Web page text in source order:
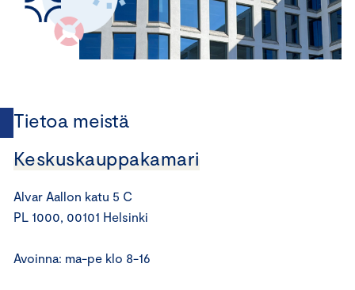
Tietoa meistä
Keskuskauppakamari
Alvar Aallon katu 5 C
PL 1000, 00101 Helsinki
Avoinna: ma-pe klo 8-16